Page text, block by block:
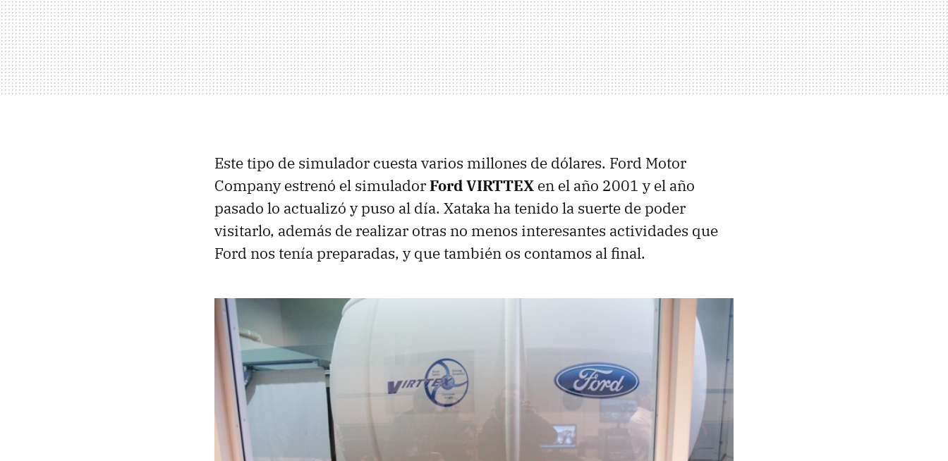
Este tipo de simulador cuesta varios millones de dólares. Ford Motor
Company estrenó el simuladorFord VIRTTEX en el año 2001 y el año
pasado lo actualizó y puso al día. Xataka ha tenido la suerte de poder
visitarlo, además de realizar otras no menos interesantes actividades que
Ford nos tenía preparadas, y que también os contamos al final.